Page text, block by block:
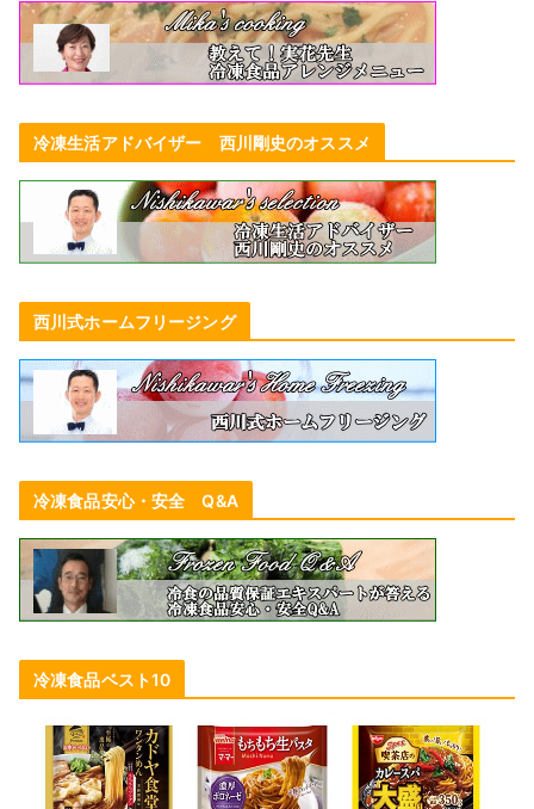
冷凍生活アドバイザー 西川剛史のオススメ
西川式ホームフリージング
冷凍食品安心・安全 Q&A
冷凍食品ベスト10